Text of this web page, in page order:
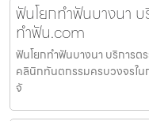
ฟันโยกทำฟันบางนา
ทำฟัน.com
ฟันโยกทำฟันบางนา บริการ
คลินิกทันตกรรมครบวงจรใ
จั